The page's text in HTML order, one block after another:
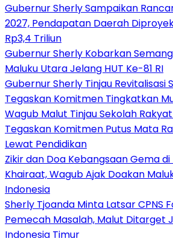
Gubernur Sherly Sampaikan
2027, Pendapatan Daerah
Rp3,4 Triliun
Gubernur Sherly Kobarkan
Maluku Utara Jelang HUT Ke-81 RI
Gubernur Sherly Tinjau Revitalisasi
Tegaskan Komitmen Tingkatkan
Wagub Malut Tinjau Sekolah
Tegaskan Komitmen Putus Mata
Lewat Pendidikan
Zikir dan Doa Kebangsaan Gema di
Khairaat, Wagub Ajak Doakan
Indonesia
Sherly Tjoanda Minta Latsar CPNS
Pemecah Masalah, Malut Ditarget
Indonesia Timur